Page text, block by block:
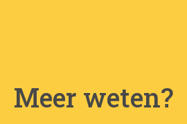
Meer weten?